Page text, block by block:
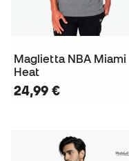
Maglietta NBA Miami
Heat
24,99 €